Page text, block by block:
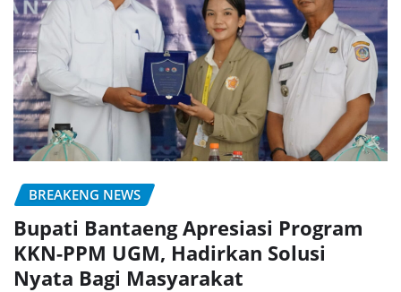
BREAKENG NEWS
Bupati Bantaeng Apresiasi Program
KKN-PPM UGM, Hadirkan Solusi
Nyata Bagi Masyarakat